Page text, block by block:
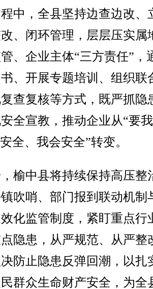
，全县坚持边查边改、
、闭环管理，层层压实属
、企业主体“三方责任”，
、开展专题培训、组织联
查复核等方式，既严抓隐
全宣教，推动企业从“要
全、我会安全”转变。
中县将持续保持高压整
吹哨、部门报到联动机制
化监管制度，紧盯重点行
隐患，从严规范、从严整
防止隐患反弹回潮，以扎
群众生命财产安全，为全